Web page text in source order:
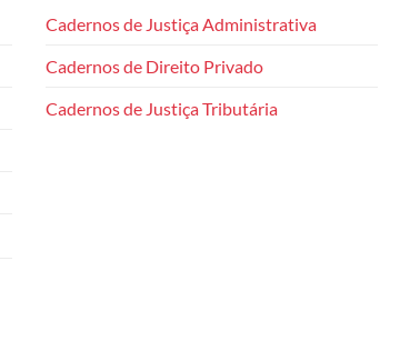
Cadernos de Justiça Administrativa
Cadernos de Direito Privado
Cadernos de Justiça Tributária